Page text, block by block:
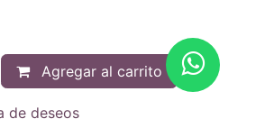
Agregar al carrito
de deseos